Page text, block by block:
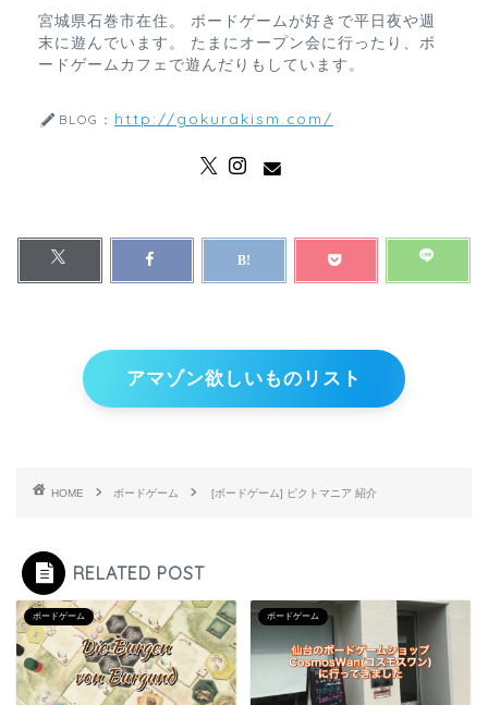
宮城県石巻市在住。 ボードゲームが好きで平日夜や週
末に遊んでいます。 たまにオープン会に行ったり、ボ
ードゲームカフェで遊んだりもしています。
BLOG： http://gokurakism.com/
アマゾン欲しいものリスト
HOME ボードゲーム [ボードゲーム] ピクトマニア 紹介
RELATED POST
ボードゲーム ボードゲーム